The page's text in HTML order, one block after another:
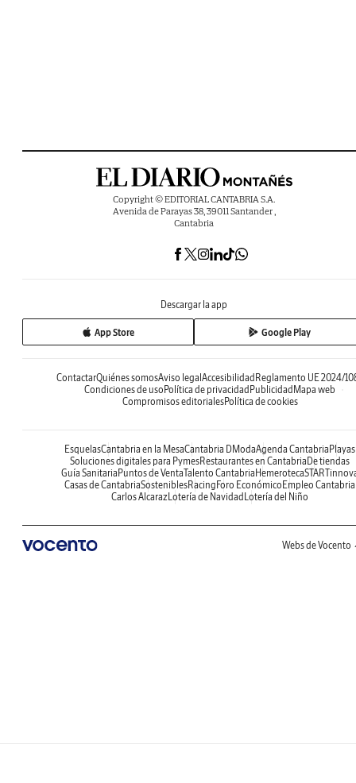
Copyright © EDITORIAL CANTABRIA S.A.
Avenida de Parayas 38, 39011 Santander ,
Cantabria
Descargar la app
App Store Google Play
ContactarQuiénes somosAviso legal Accesibilidad Reglamento UE 2024/
Condiciones de uso Política de privacidad Publicidad Mapa web
Compromisos editorialesPolítica de cookies
EsquelasCantabria en la MesaCantabria DModaAgenda Cantabria Playas
Soluciones digitales para PymesRestaurantes en Cantabria De tiendas
Guía Sanitaria Puntos de VentaTalento Cantabria Hemeroteca
Casas de CantabriaSosteniblesRacing Foro Económico Empleo Cantabria
Carlos AlcarazLotería de Navidad Lotería del Niño
Webs de Vocento